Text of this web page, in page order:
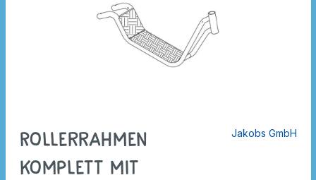
Rollerrahmen
komplett mit
Jakobs GmbH